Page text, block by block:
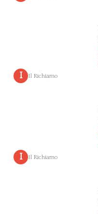
I Il Richiamo
I Il Richiamo